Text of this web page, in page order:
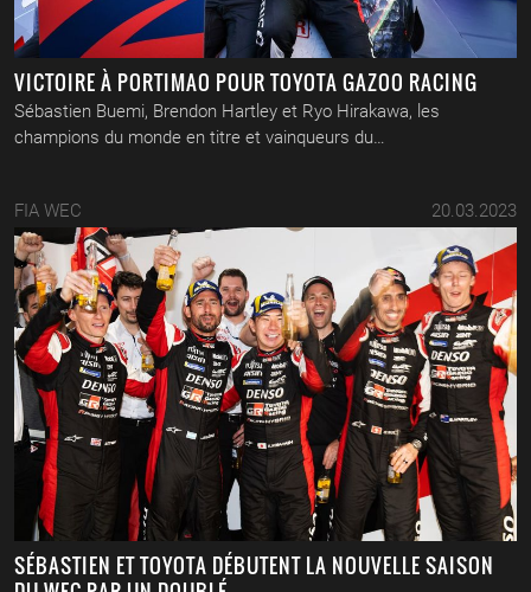
VICTOIRE À PORTIMAO POUR TOYOTA GAZOO RACING
Sébastien Buemi, Brendon Hartley et Ryo Hirakawa, les
champions du monde en titre et vainqueurs du…
FIA WEC 20.03.2023
SÉBASTIEN ET TOYOTA DÉBUTENT LA NOUVELLE SAISON